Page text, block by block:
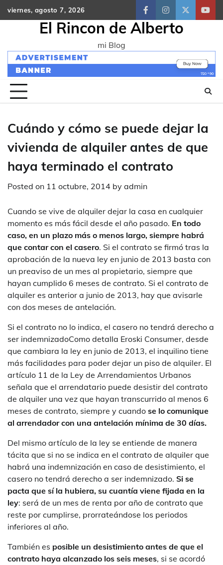
Skip
to
viernes, agosto 7, 2026
facebookinstagram
twitter
El Rincon de Alberto
mi Blog
Cuándo y cómo se puede dejar la
vivienda de alquiler antes de que
haya terminado el contrato
Posted on 11 octubre, 2014 by admin
Cuando se vive de alquiler dejar la casa en cualquier
momento es más fácil desde el año pasado. En todo
caso, en un plazo más o menos largo, siempre habrá
que contar con el casero. Si el contrato se firmó tras la
aprobación de la nueva ley en junio de 2013 basta con
un preaviso de un mes al propietario, siempre que
hayan cumplido 6 meses de contrato. Si el contrato de
alquiler es anterior a junio de 2013, hay que avisarle
con dos meses de antelación.
Si el contrato no lo indica, el casero no tendrá derecho a
ser indemnizadoComo detalla Eroski Consumer, desde
que cambiara la ley en junio de 2013, el inquilino tiene
más facilidades para poder dejar un piso de alquiler. El
artículo 11 de la Ley de Arrendamientos Urbanos
señala que el arrendatario puede desistir del contrato
de alquiler una vez que hayan transcurrido al menos 6
meses de contrato, siempre y cuando se lo comunique
al arrendador con una antelación mínima de 30 días.
Del mismo artículo de la ley se entiende de manera
tácita que si no se indica en el contrato de alquiler que
habrá una indemnización en caso de desistimiento, el
casero no tendrá derecho a ser indemnizado. Si se
pacta que sí la hubiera, su cuantía viene fijada en la
ley: será de un mes de renta por año de contrato que
reste por cumplirse, prorrateándose los periodos
inferiores al año.
También es posible un desistimiento antes de que el
contrato haya alcanzado los seis meses, si se acordó